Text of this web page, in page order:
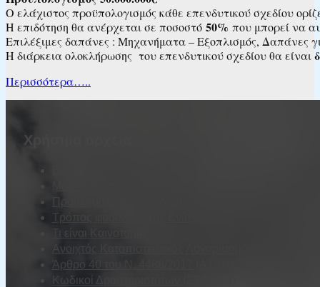
Ο ελάχιστος προϋπολογισμός κάθε επενδυτικού σχεδίου
Η επιδότηση θα ανέρχεται σε ποσοστό 50% που μπορεί να
Επιλέξιμες δαπάνες : Μηχανήματα – Εξοπλισμός,
Η διάρκεια ολοκλήρωσης του επενδυτικού σχεδίου θα είναι
Περισσότερα…..
Χρήσιμα αρχεία
Τρόπος φορολόγησης Ενίσχυσης
Τι είναι Καινοτομία
Ανοιχτός Καταπιστευτικός Λογαριασμός
Άρθρο 40 του Ν. 4488/2017 (Α137/13.09.2017)
Κωδικοί Δραστηριοτήτων (ΣΤΑΚΟΔ)